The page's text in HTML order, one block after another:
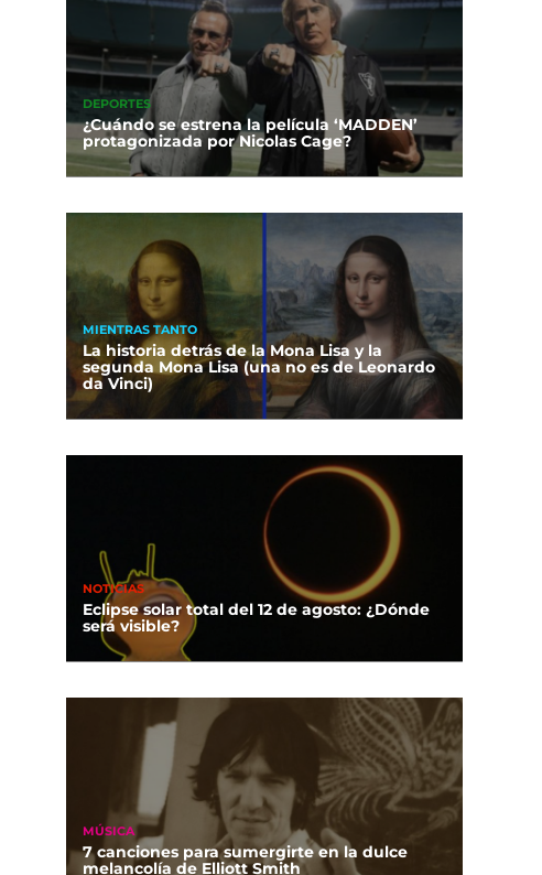
DEPORTES
¿Cuándo se estrena la película ‘MADDEN’
protagonizada por Nicolas Cage?
MIENTRAS TANTO
La historia detrás de la Mona Lisa y la
segunda Mona Lisa (una no es de Leonardo
da Vinci)
NOTICIAS
Eclipse solar total del 12 de agosto: ¿Dónde
será visible?
MÚSICA
7 canciones para sumergirte en la dulce
melancolía de Elliott Smith